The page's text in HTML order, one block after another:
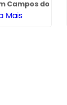
Campos do
- SP
Mais